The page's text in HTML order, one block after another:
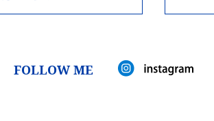
FOLLOW ME